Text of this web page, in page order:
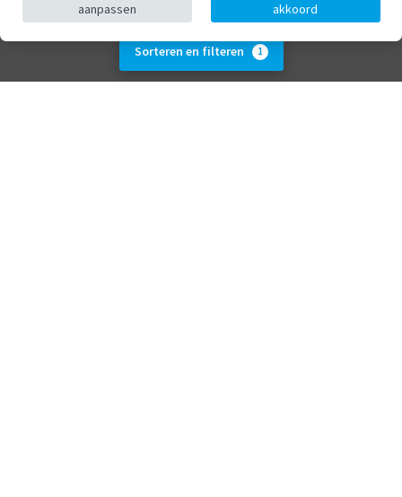
Sorteren en filteren 1
aanpassen akkoord